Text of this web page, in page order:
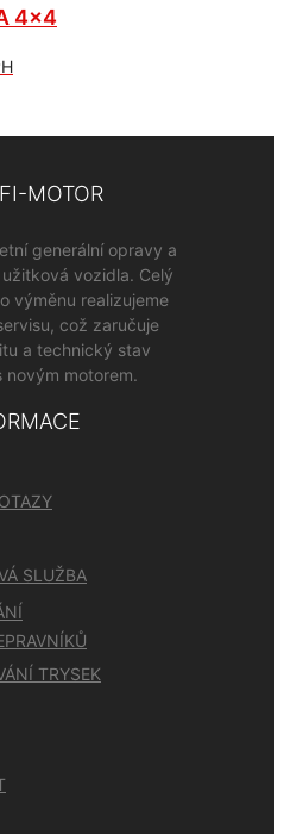
4×4
MOTOR
generální opravy a
vozidla. Celý
výměnu realizujeme
což zaručuje
a technický stav
novým motorem.
SLUŽBA
TRYSEK